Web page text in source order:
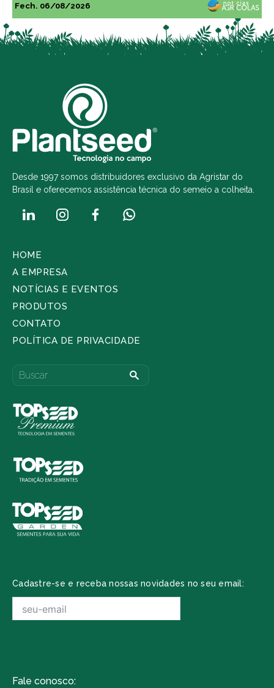
Fech. 06/08/2026
Desde 1997 somos distribuidores exclusivo da Agristar do
Brasil e oferecemos assistência técnica do semeio a colheita.
HOME
A EMPRESA
NOTÍCIAS E EVENTOS
PRODUTOS
CONTATO
POLÍTICA DE PRIVACIDADE
Cadastre-se e receba nossas novidades no seu email:
Fale conosco: